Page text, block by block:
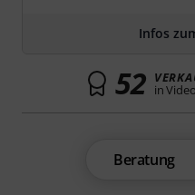
Infos
52 in
Beratung